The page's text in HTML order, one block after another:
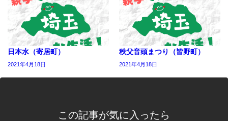
日本水（寄居町）
2021年4月18日
秩父音頭まつり（皆野町）
2021年4月18日
この記事が気に入ったら